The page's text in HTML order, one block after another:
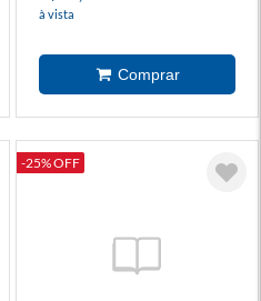
à vista
-25% OFF